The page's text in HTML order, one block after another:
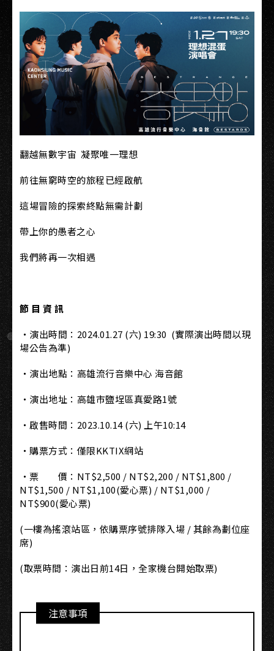
翻越無數宇宙 凝聚唯一理想
前往無窮時空的旅程已經啟航
這場冒險的探索終點無需計劃
帶上你的愚者之心
我們將再一次相遇
節 目 資 訊
⁠・演出時間：2024.01.27 (六) 19:30 (實際演出時間以現
場公告為準)
⁠・演出地點：高雄流行音樂中心 海音館
⁠・演出地址：高雄市鹽埕區真愛路1號
⁠・啟售時間：2023.10.14 (六) 上午10:14
⁠・購票方式：僅限KKTIX網站
⁠・票 價：NT$2,500 / NT$2,200 / NT$1,800 /
NT$1,500 / NT$1,100(愛心票) / NT$1,000 /
NT$900(愛心票)
(一樓為搖滾站區，依購票序號排隊入場 / 其餘為劃位座
席)
(取票時間：演出日前14日，全家機台開始取票)
注意事項